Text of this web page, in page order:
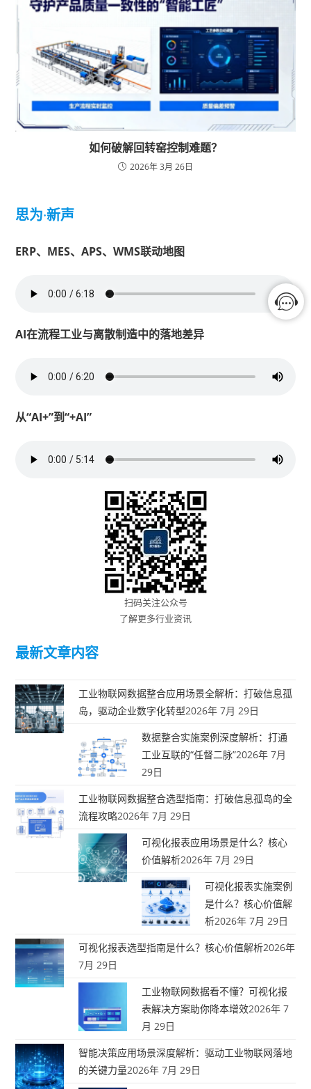
如何破解回转窑控制难题？
2026年 3月 26日
思为·新声
ERP、MES、APS、WMS联动地图
AI在流程工业与离散制造中的落地差异
从“AI+”到“+AI”
扫码关注公众号
了解更多行业资讯
最新文章内容
工业物联网数据整合应用场景全解析：打破信息孤
岛，驱动企业数字化转型2026年 7月 29日
数据整合实施案例深度解析：打通
工业互联的“任督二脉”2026年 7月
29日
工业物联网数据整合选型指南：打破信息孤岛的全
流程攻略2026年 7月 29日
可视化报表应用场景是什么？核心
价值解析2026年 7月 29日
可视化报表实施案例
是什么？核心价值解
析2026年 7月 29日
可视化报表选型指南是什么？核心价值解析2026年
7月 29日
工业物联网数据看不懂？可视化报
表解决方案助你降本增效2026年 7
月 29日
智能决策应用场景深度解析：驱动工业物联网落地
的关键力量2026年 7月 29日